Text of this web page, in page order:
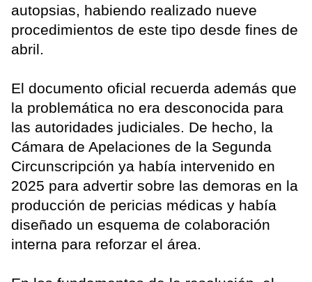
autopsias, habiendo realizado nueve
procedimientos de este tipo desde fines de
abril.
El documento oficial recuerda además que
la problemática no era desconocida para
las autoridades judiciales. De hecho, la
Cámara de Apelaciones de la Segunda
Circunscripción ya había intervenido en
2025 para advertir sobre las demoras en la
producción de pericias médicas y había
diseñado un esquema de colaboración
interna para reforzar el área.